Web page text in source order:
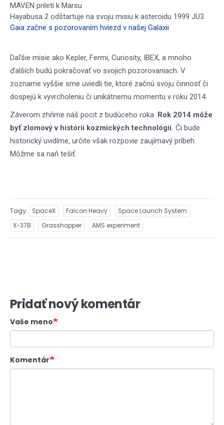
MAVEN priletí k Marsu
Hayabusa 2 odštartuje na svoju misiu k asteroidu 1999 JU3
Gaia začne s pozorovaním hviezd v našej Galaxii
Daľšie misie ako Kepler, Fermi, Curiosity, IBEX, a mnoho
ďalších budú pokračovať vo svojich pozorovaniach. V
zozname vyššie sme uviedli tie, ktoré začnú svoju činnosť či
dospejú k vyvrcholeniu či unikátnemu momentu v roku 2014.
Záverom zhňme náš pocit z budúceho roka. Rok 2014 môže
byť zlomový v histórii kozmických technológií. Či bude
historický uvidíme, určite však rozpovie zaujímavý príbeh.
Môžme sa naň tešiť.
Tagy SpaceX Falcon Heavy
Space Launch System
X-37B
Grasshopper AMS experiment
Pridať nový komentár
Vaše meno
Komentár